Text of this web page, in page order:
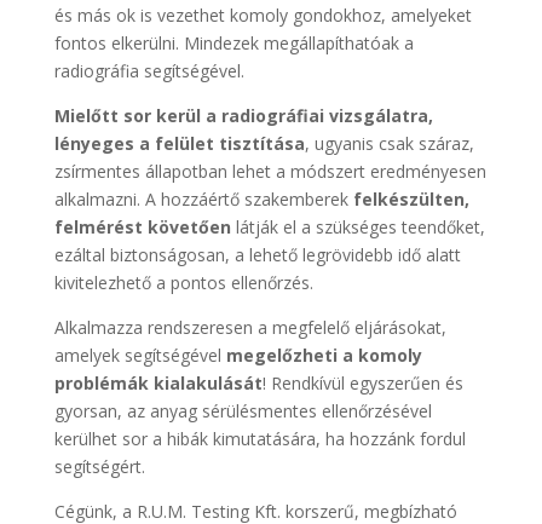
és más ok is vezethet komoly gondokhoz, amelyeket
fontos elkerülni. Mindezek megállapíthatóak a
radiográfia segítségével.
Mielőtt sor kerül a radiográfiai vizsgálatra,
lényeges a felület tisztítása, ugyanis csak száraz,
zsírmentes állapotban lehet a módszert eredményesen
alkalmazni. A hozzáértő szakemberek felkészülten,
felmérést követően látják el a szükséges teendőket,
ezáltal biztonságosan, a lehető legrövidebb idő alatt
kivitelezhető a pontos ellenőrzés.
Alkalmazza rendszeresen a megfelelő eljárásokat,
amelyek segítségével megelőzheti a komoly
problémák kialakulását! Rendkívül egyszerűen és
gyorsan, az anyag sérülésmentes ellenőrzésével
kerülhet sor a hibák kimutatására, ha hozzánk fordul
segítségért.
Cégünk, a R.U.M. Testing Kft. korszerű, megbízható